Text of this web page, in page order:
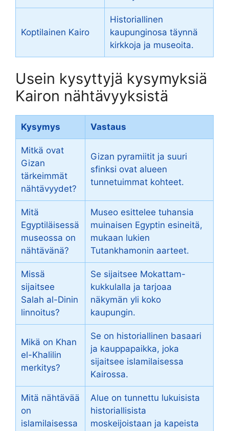
Koptilainen Kairo
Historiallinen
kaupunginosa täynnä
kirkkoja ja museoita.
Usein kysyttyjä kysymyksiä
Kairon nähtävyyksistä
Kysymys Vastaus
Mitkä ovat
Gizan
tärkeimmät
nähtävyydet?
Gizan pyramiitit ja suuri
sfinksi ovat alueen
tunnetuimmat kohteet.
Mitä
Egyptiläisessä
museossa on
nähtävänä?
Museo esittelee tuhansia
muinaisen Egyptin esineitä,
mukaan lukien
Tutankhamonin aarteet.
Missä
sijaitsee
Salah al-Dinin
linnoitus?
Se sijaitsee Mokattam-
kukkulalla ja tarjoaa
näkymän yli koko
kaupungin.
Mikä on Khan
el-Khalilin
merkitys?
Se on historiallinen basaari
ja kauppapaikka, joka
sijaitsee islamilaisessa
Kairossa.
Mitä nähtävää
on
islamilaisessa
Alue on tunnettu lukuisista
historiallisista
moskeijoistaan ja kapeista